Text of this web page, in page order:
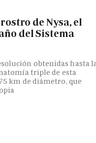
de Nysa, el
del Sistema
obtenidas hasta
triple de esta
km de diámetro, que